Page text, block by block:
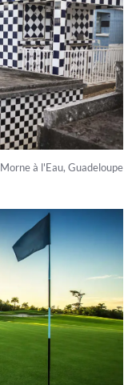
à l'Eau, Guadeloupe